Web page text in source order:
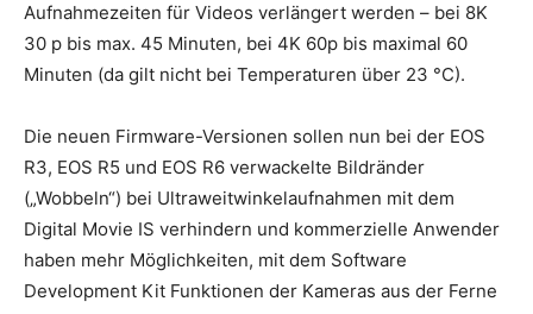
Aufnahmezeiten für Videos verlängert werden – bei 8K
30 p bis max. 45 Minuten, bei 4K 60p bis maximal 60
Minuten (da gilt nicht bei Temperaturen über 23 °C).
Die neuen Firmware-Versionen sollen nun bei der EOS
R3, EOS R5 und EOS R6 verwackelte Bildränder
(„Wobbeln“) bei Ultraweitwinkelaufnahmen mit dem
Digital Movie IS verhindern und kommerzielle Anwender
haben mehr Möglichkeiten, mit dem Software
Development Kit Funktionen der Kameras aus der Ferne